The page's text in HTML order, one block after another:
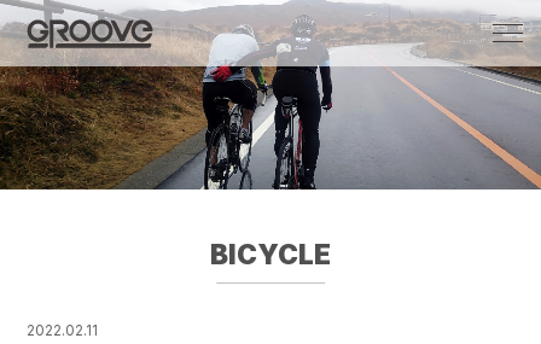
Groove 自転車 カフェ 輸入車・国産車のチ
ューニング/販売
BICYCLE
2022.02.11